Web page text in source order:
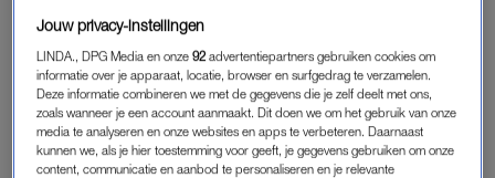
Dit bericht op Instagram bekijken
Jouw privacy-instellingen
LINDA., DPG Media en onze92 advertentiepartners gebruiken cookies om
informatie over je apparaat, locatie, browser en surfgedrag te verzamelen.
Deze informatie combineren we met de gegevens die je zelf deelt met ons,
zoals wanneer je een account aanmaakt. Dit doen we om het gebruik van onze
media te analyseren en onze websites en apps te verbeteren. Daarnaast
kunnen we, als je hier toestemming voor geeft, je gegevens gebruiken om onze
content, communicatie en aanbod te personaliseren en je relevante